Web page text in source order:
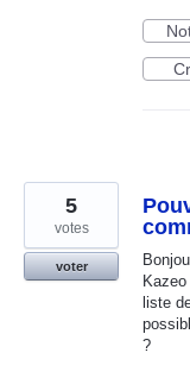
liste
?
5
votes
voter